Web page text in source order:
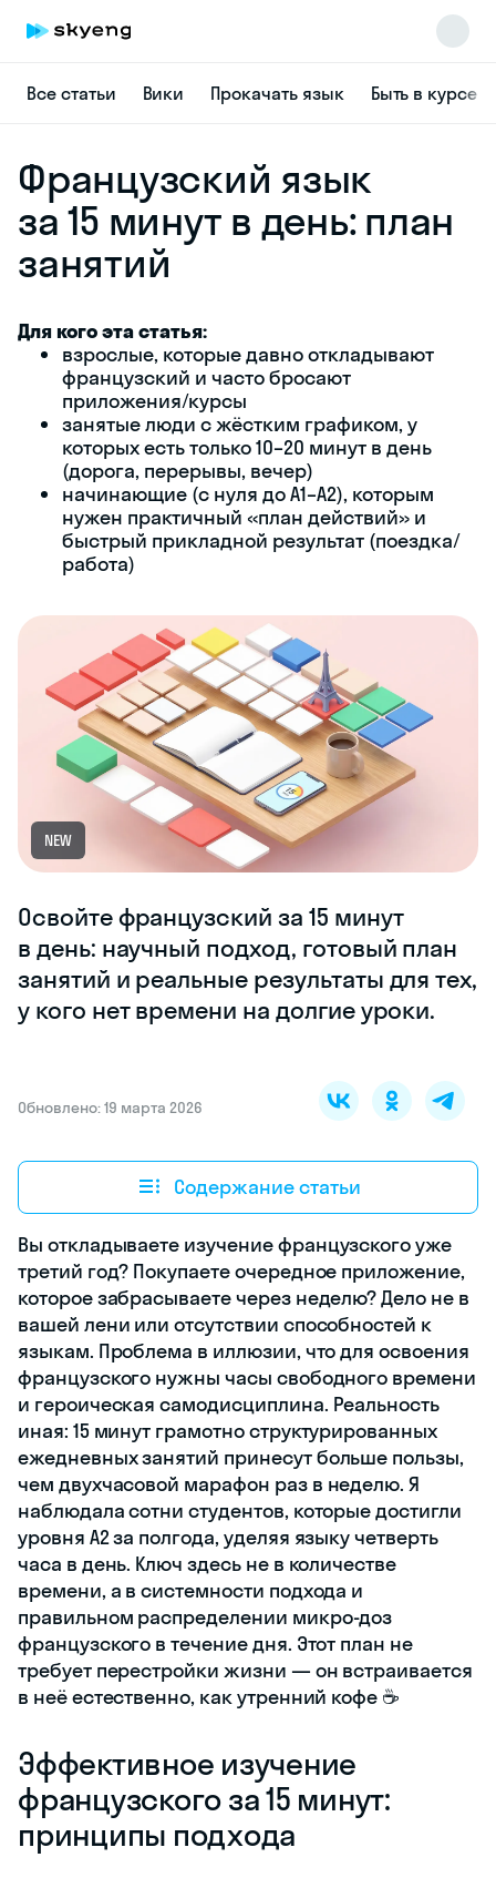
Все статьи Вики Прокачать язык Быть в курсе
Французский язык
за 15 минут в день: план
занятий
Для кого эта статья:
взрослые, которые давно откладывают
французский и часто бросают
приложения/курсы
занятые люди с жёстким графиком, у
которых есть только 10–20 минут в день
(дорога, перерывы, вечер)
начинающие (с нуля до A1–A2), которым
нужен практичный «план действий» и
быстрый прикладной результат (поездка/
работа)
NEW
Освойте французский за 15 минут
в день: научный подход, готовый план
занятий и реальные результаты для тех,
у кого нет времени на долгие уроки.
Обновлено: 19 марта 2026
Содержание статьи
Вы откладываете изучение французского уже
третий год? Покупаете очередное приложение,
которое забрасываете через неделю? Дело не в
вашей лени или отсутствии способностей к
языкам. Проблема в иллюзии, что для освоения
французского нужны часы свободного времени
и героическая самодисциплина. Реальность
иная: 15 минут грамотно структурированных
ежедневных занятий принесут больше пользы,
чем двухчасовой марафон раз в неделю. Я
наблюдала сотни студентов, которые достигли
уровня A2 за полгода, уделяя языку четверть
часа в день. Ключ здесь не в количестве
времени, а в системности подхода и
правильном распределении микро-доз
французского в течение дня. Этот план не
требует перестройки жизни — он встраивается
в неё естественно, как утренний кофе ☕
Эффективное изучение
французского за 15 минут:
принципы подхода
Skyeng Chat
online